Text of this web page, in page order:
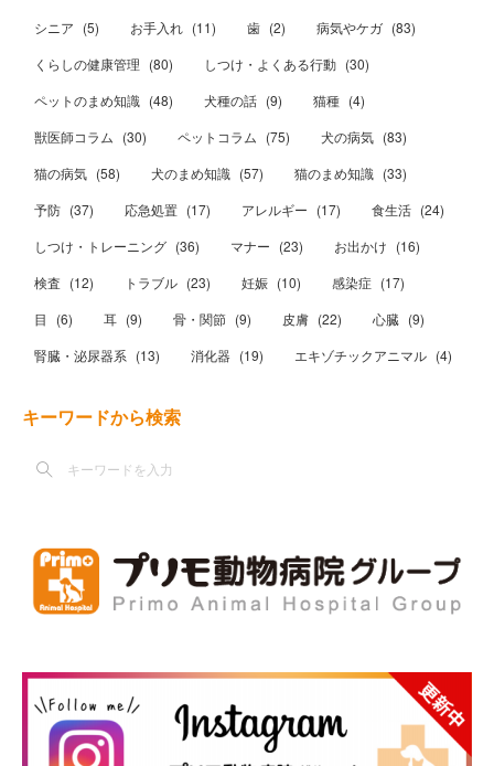
シニア (5) お手入れ (11) 歯 (2) 病気やケガ (83)
くらしの健康管理 (80) しつけ・よくある行動 (30)
ペットのまめ知識 (48) 犬種の話 (9) 猫種 (4)
獣医師コラム (30) ペットコラム (75) 犬の病気 (83)
猫の病気 (58) 犬のまめ知識 (57) 猫のまめ知識 (33)
予防 (37) 応急処置 (17) アレルギー (17) 食生活 (24)
しつけ・トレーニング (36) マナー (23) お出かけ (16)
検査 (12) トラブル (23) 妊娠 (10) 感染症 (17)
目
(6) 耳 (9) 骨・関節 (9) 皮膚 (22) 心臓 (9)
腎臓・泌尿器系 (13) 消化器 (19) エキゾチックアニマル (4)
キーワードから検索